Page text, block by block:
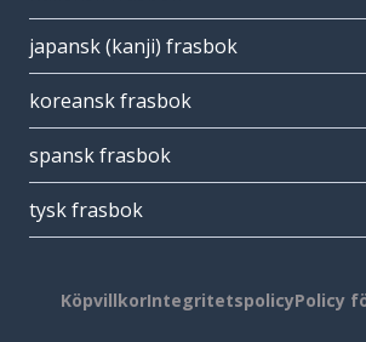
japansk (kanji) frasbok
koreansk frasbok
spansk frasbok
tysk frasbok
KöpvillkorIntegritetspolicyPolicy